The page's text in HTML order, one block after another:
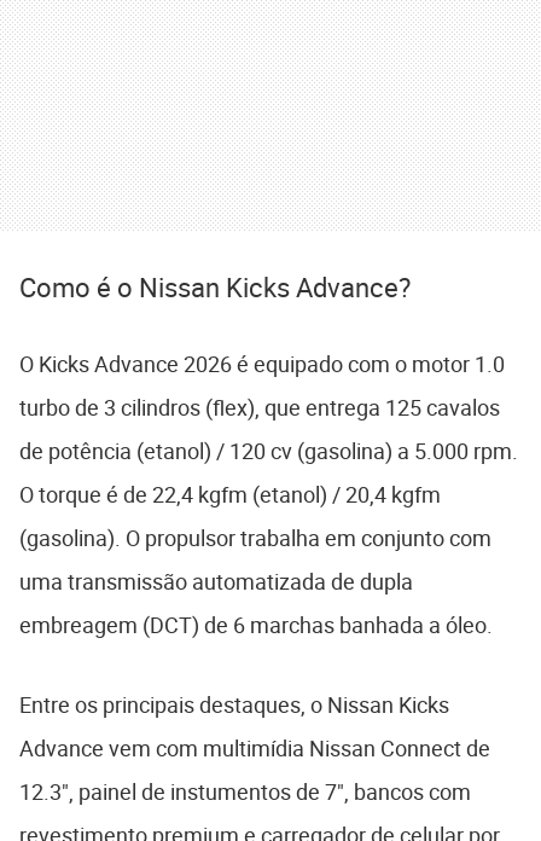
Como é o Nissan Kicks Advance?
O Kicks Advance 2026 é equipado com o motor 1.0
turbo de 3 cilindros (flex), que entrega 125 cavalos
de potência (etanol) / 120 cv (gasolina) a 5.000 rpm.
O torque é de 22,4 kgfm (etanol) / 20,4 kgfm
(gasolina). O propulsor trabalha em conjunto com
uma transmissão automatizada de dupla
embreagem (DCT) de 6 marchas banhada a óleo.
Entre os principais destaques, o Nissan Kicks
Advance vem com multimídia Nissan Connect de
12.3", painel de instumentos de 7", bancos com
revestimento premium e carregador de celular por